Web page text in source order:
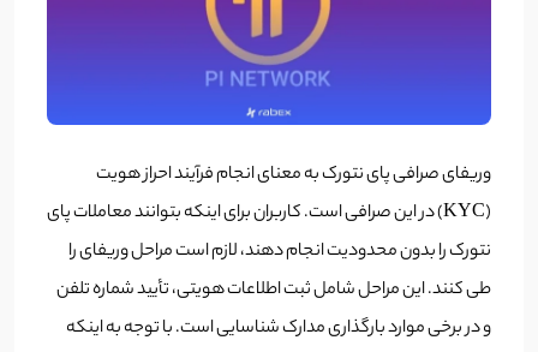
وریفای صرافی پای نتورک به معنای انجام فرآیند احراز هویت
(KYC) در این صرافی است. کاربران برای اینکه بتوانند معاملات پای
نتورک را بدون محدودیت انجام دهند، لازم است مراحل وریفای را
طی کنند. این مراحل شامل ثبت اطلاعات هویتی، تأیید شماره تلفن
و در برخی موارد بارگذاری مدارک شناسایی است. با توجه به اینکه